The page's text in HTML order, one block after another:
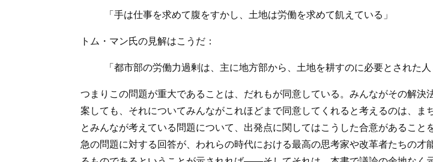
「手は仕事を求めて腹をすかし、土地は労働を求めて飢えている」
トム・マン氏の見解はこうだ：
「都市部の労働力過剰は、主に地方部から、土地を耕すのに必要とされた
つまりこの問題が重大であることは、だれもが同意している。みんながその解
案しても、それについてみんながこれほどまで同意してくれると考えるのは、
とみんなが考えている問題について、出発点に関してはこうした合意があるこ
急の問題に対する回答が、われらの時代における最高の思考家や改革者たちの